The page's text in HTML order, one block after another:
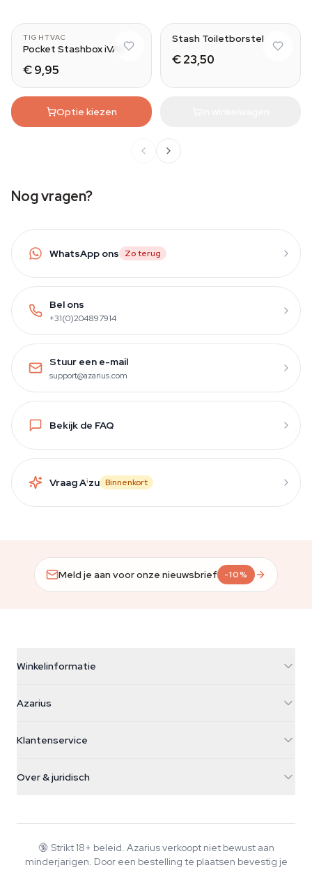
TIGHTVAC
Pocket Stashbox iVAC
€ 9,95
Optie kiezen
Stash Toiletborstel
€ 23,50
Nog vragen?
WhatsApp ons Zo terug
Bel ons
+31(0)204897914
Stuur een e-mail
support@azarius.com
Bekijk de FAQ
Vraag Aizu Binnenkort
Meld je aan voor onze nieuwsbrief -10%
Winkelinformatie
Galvaniweg 11
Nederland
+31(0)204897914
Azarius
Smokeshop
Klantenservice
Retourbeleid
Veelgestelde vragen
Over & juridisch
Wiki
Muziek
🔞 Strikt 18+ beleid. Azarius verkoopt niet bewust aan
minderjarigen. Door een bestelling te plaatsen bevestig je